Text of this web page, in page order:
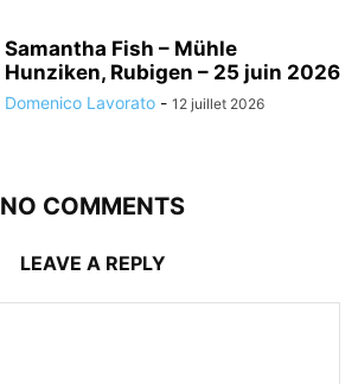
Samantha Fish – Mühle
Hunziken, Rubigen – 25 juin 2026
Domenico Lavorato - 12 juillet 2026
NO COMMENTS
LEAVE A REPLY